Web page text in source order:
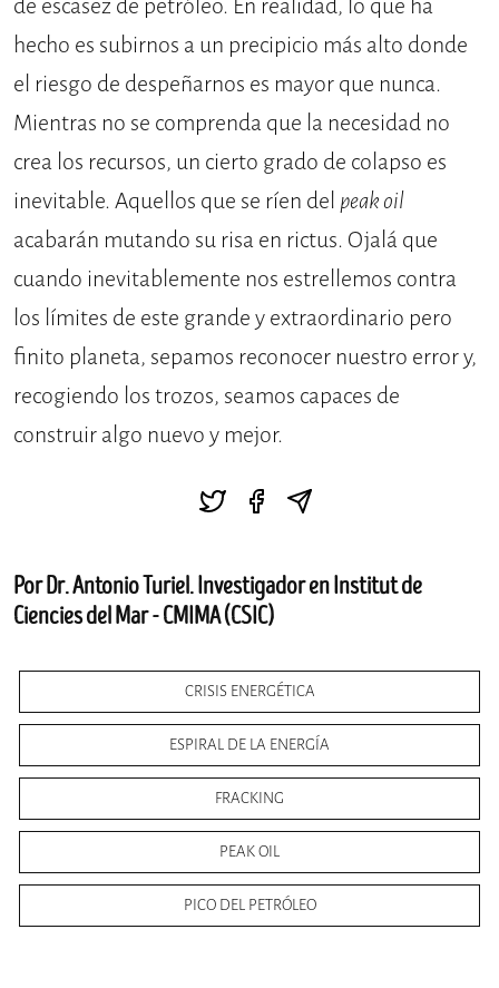
hecho es subirnos a un precipicio más alto donde
el riesgo de despeñarnos es mayor que nunca.
Mientras no se comprenda que la necesidad no
crea los recursos, un cierto grado de colapso es
inevitable. Aquellos que se ríen del peak oil
acabarán mutando su risa en rictus. Ojalá que
cuando inevitablemente nos estrellemos contra
los límites de este grande y extraordinario pero
finito planeta, sepamos reconocer nuestro error y,
recogiendo los trozos, seamos capaces de
construir algo nuevo y mejor.
Por Dr. Antonio Turiel. Investigador en Institut de
Ciencies del Mar - CMIMA (CSIC)
CRISIS ENERGÉTICA
ESPIRAL DE LA ENERGÍA
FRACKING
PEAK OIL
PICO DEL PETRÓLEO